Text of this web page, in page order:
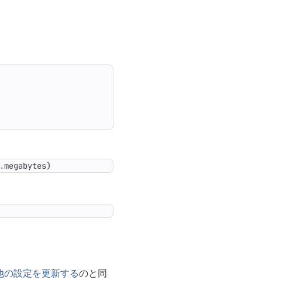
.megabytes)
の設定を更新するのと同